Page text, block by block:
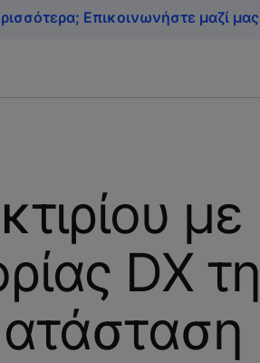
Επικοινωνήστε μαζί
με
DX